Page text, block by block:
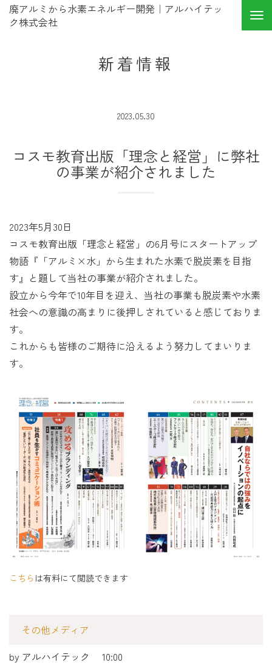
廃アルミから水素エネルギー開発｜アルハイテッ
ク株式会社
新着情報
2023.05.30
コスモ教育出版「理念と経営」に弊社
の事業が紹介されました
2023年5月30日
コスモ教育出版「理念と経営」の6月号にスタートアップ
物語『「アルミ×水」から生まれた水素で脱炭素を目指
す』と題して当社の事業が紹介されました。
設立から今年で10年目を迎え、当社の事業も脱炭素や水素
社会への意識の高まりに後押しされていると感じておりま
す。
これからも皆様のご期待に沿えるよう努力してまいりま
す。
こちら は有料にて閲読できます
その他メディア
by アルハイテック 10:00